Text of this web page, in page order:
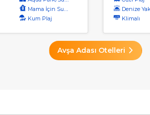
Mama İçin Su Isıtıcı
Kum Plaj
Denize
Klimalı
Avşa Adası Otelleri